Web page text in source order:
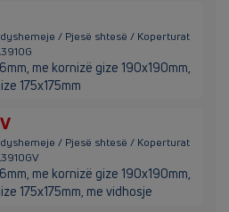
/ Pjesë shtesë / Koperturat
me kornizë gize 190x190mm,
175x175mm
/ Pjesë shtesë / Koperturat
me kornizë gize 190x190mm,
175x175mm, me vidhosje